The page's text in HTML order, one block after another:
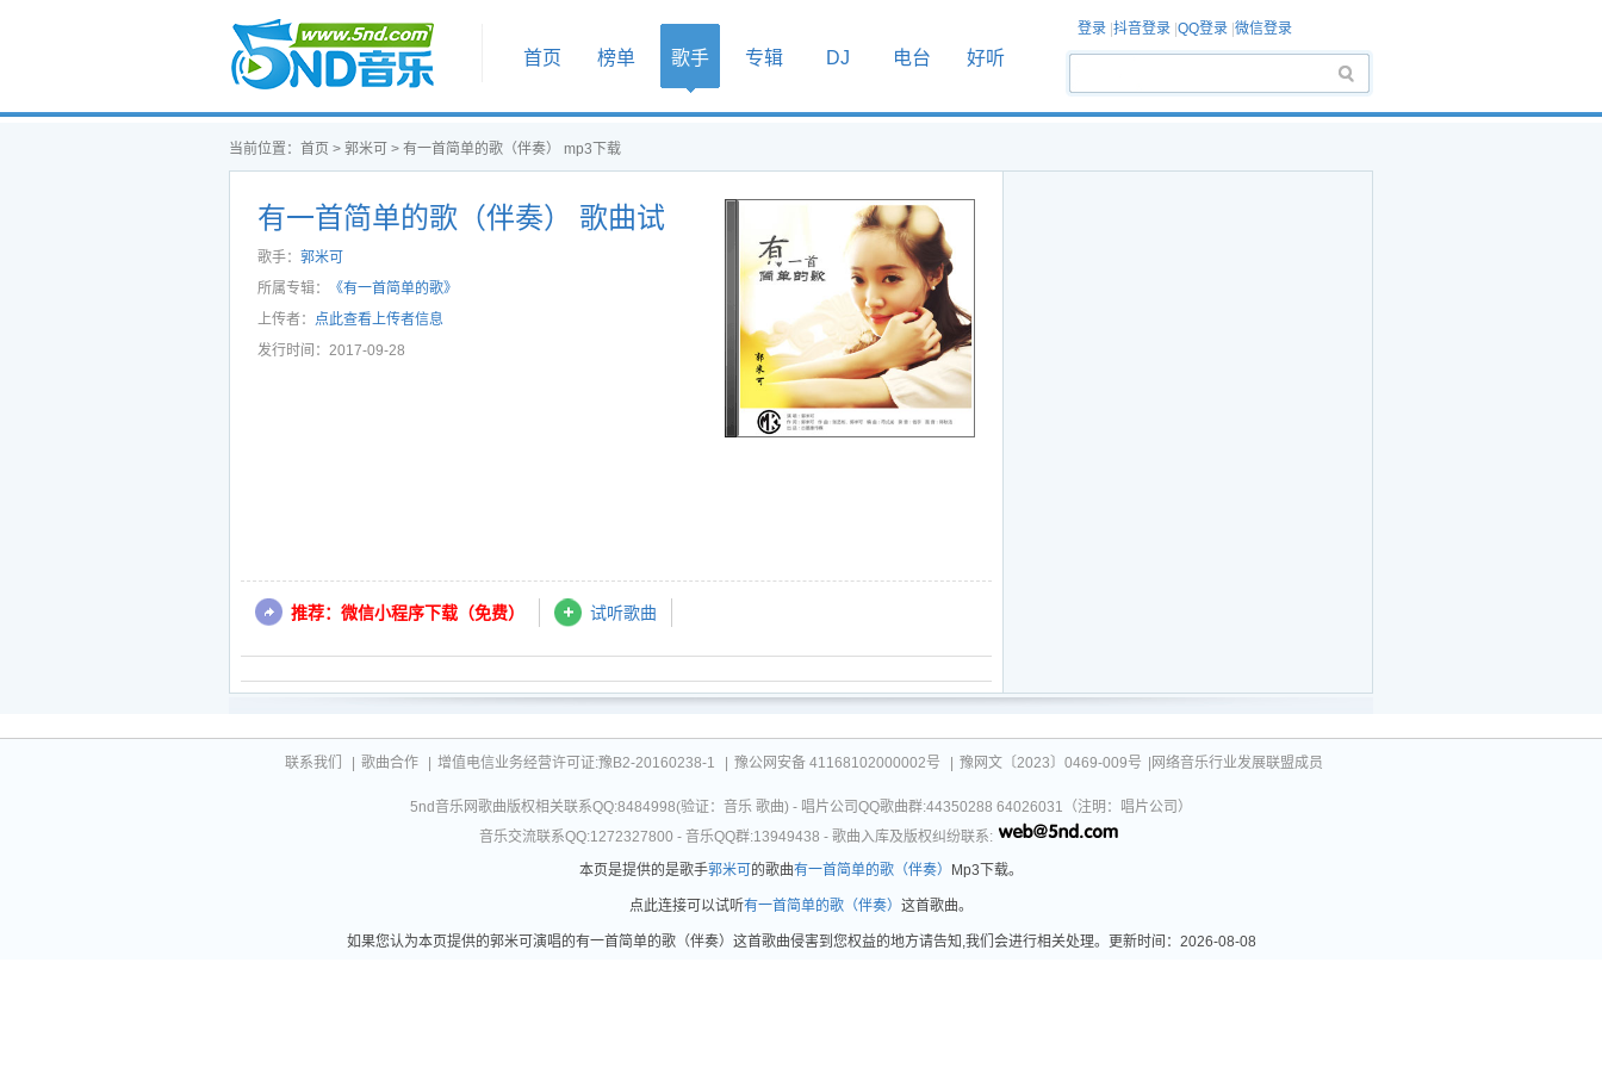
首页
首页 榜单 歌手 专辑 DJ 电台 好听
登录 抖音登录 QQ登录 微信登录
当前位置： 首页 > 郭米可 > 有一首简单的歌（伴奏） mp3下载
有一首简单的歌（伴奏） 歌曲试
听
歌手： 郭米可
所属专辑：
《有一首简单的歌》
上传者： 点此查看上传者信息
发行时间：2017-09-28
推荐：微信小程序下载（免费） 试听歌曲
联系我们 歌曲合作 增值电信业务经营许可证:豫B2-20160238-1 豫公网安备 41168102000002号 豫网文〔2023〕0469-009号 |网络音乐行业发展联盟成员
5nd音乐网歌曲版权相关联系QQ:8484998(验证：音乐 歌曲) - 唱片公司QQ歌曲群:44350288 64026031（注明：唱片公司）
音乐交流联系QQ:1272327800 - 音乐QQ群:13949438 - 歌曲入库及版权纠纷联系:
本页是提供的是歌手郭米可 的歌曲有一首简单的歌（伴奏） Mp3下载。
点此连接可以试听有一首简单的歌（伴奏） 这首歌曲。
如果您认为本页提供的郭米可演唱的有一首简单的歌（伴奏）这首歌曲侵害到您权益的地方请告知,我们会进行相关处理。更新时间：2026-08-08